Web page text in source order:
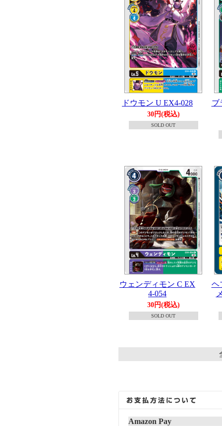
ドウモン U EX4-028
30円(税込)
SOLD OUT
ブ
ウェンディモン C EX
4-054
30円(税込)
SOLD OUT
ヘ
Amazon Pay